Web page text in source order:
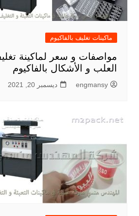
ماكينات تغليف بالفاكيوم
مواصفات و سعر لماكينة
العلب و الأشكال بالفاكيوم
engmansy ديسمبر 20, 2021